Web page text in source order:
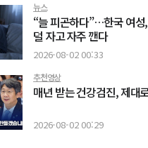
뉴스
“늘 피곤하다”…한국 여성
덜 자고 자주 깬다
2026-08-02 00:33
추천영상
매년 받는 건강검진, 제대
2026-08-02 00:29